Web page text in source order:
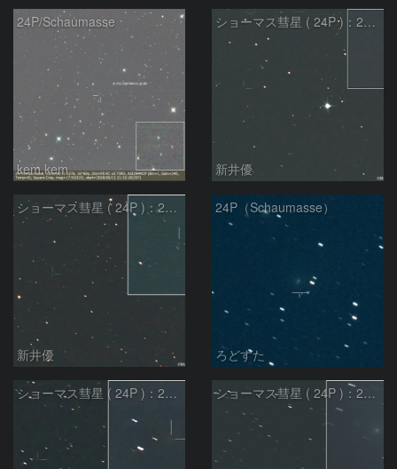
24P/Schaumasse
kem.kem
ショーマス彗星 ( 24P )：2026/05/29
新井優
ショーマス彗星 ( 24P )：2026/05/19
新井優
24P（Schaumasse）
ろどすた
ショーマス彗星 ( 24P )：2026/05/07 ショーマス彗星 ( 24P )：2026/04/22